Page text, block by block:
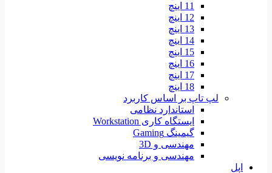
11 اینچ
12 اینچ
13 اینچ
14 اینچ
15 اینچ
16 اینچ
17 اینچ
18 اینچ
لپ تاپ بر اساس کاربرد
استاندارد نظامی
ایستگاه کاری Workstation
گیمینگ Gaming
مهندسی و 3D
مهندسی و برنامه نویسی
اپل